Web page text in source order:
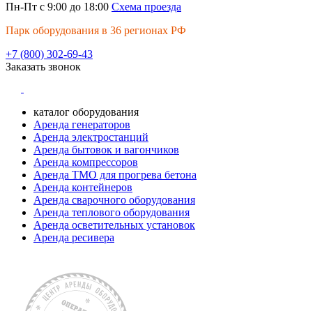
Пн-Пт с 9:00 до 18:00 Схема проезда
Парк оборудования в 36 регионах РФ
+7 (800) 302-69-43
Заказать звонок
каталог оборудования
Аренда генераторов
Аренда электростанций
Аренда бытовок и вагончиков
Аренда компрессоров
Аренда ТМО для прогрева бетона
Аренда контейнеров
Аренда сварочного оборудования
Аренда теплового оборудования
Аренда осветительных установок
Аренда ресивера